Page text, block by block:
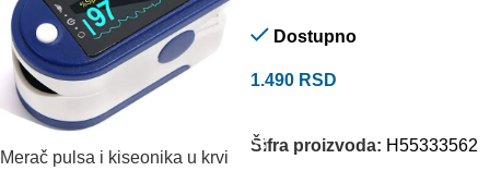
Merač pulsa i kiseonika u krvi
Dostupno
1.490 RSD
Šifra proizvoda: H55333562